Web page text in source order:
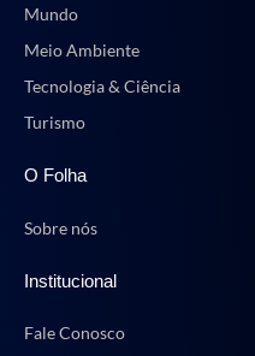
Mundo
Meio Ambiente
Tecnologia & Ciência
Turismo
O Folha
Sobre nós
Institucional
Fale Conosco